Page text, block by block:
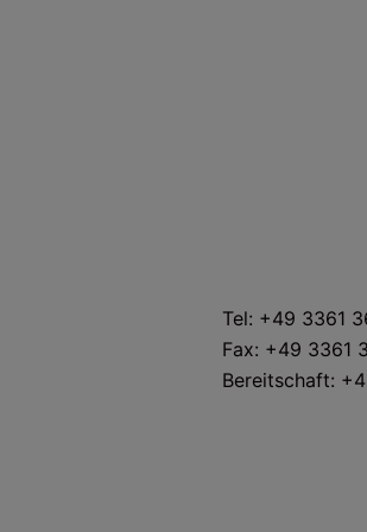
Tel: +49 3361
Fax: +49 3361
Bereitschaft: